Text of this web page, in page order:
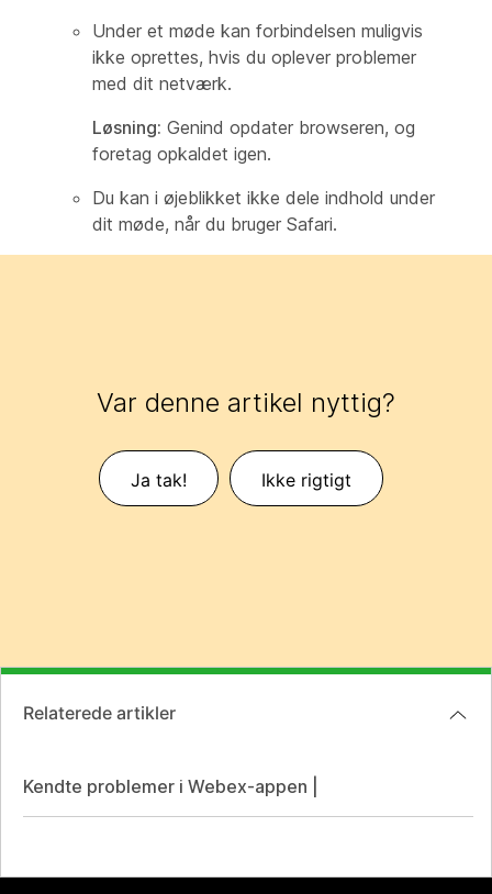
Under et møde kan forbindelsen muligvis
ikke oprettes, hvis du oplever problemer
med dit netværk.
Løsning: Genind opdater browseren, og
foretag opkaldet igen.
Du kan i øjeblikket ikke dele indhold under
dit møde, når du bruger Safari.
Var denne artikel nyttig?
Ja tak! Ikke rigtigt
Relaterede artikler
Kendte problemer i Webex-appen |